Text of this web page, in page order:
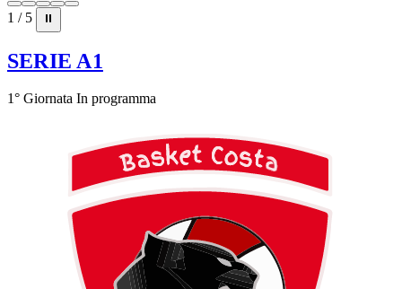
1 / 5 ⏸
SERIE A1
1° Giornata In programma